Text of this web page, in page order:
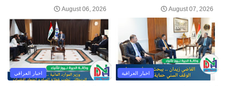
August 07, 2026
August 06, 2026
اخبار العراقية اخبار العراقي